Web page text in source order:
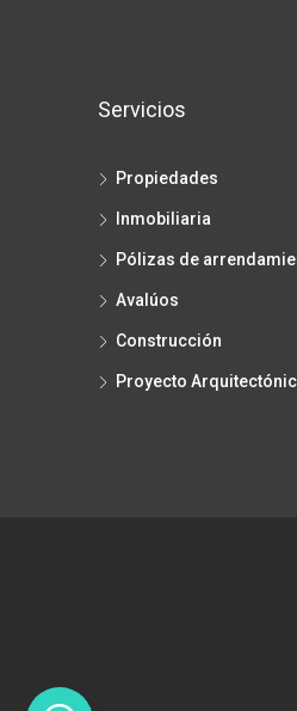
Servicios
Propiedades
Inmobiliaria
Pólizas de
Avalúos
Construcción
Proyecto